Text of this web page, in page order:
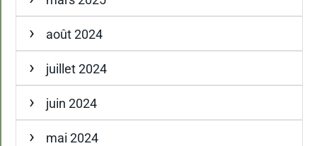
août 2024
juillet 2024
juin 2024
mai 2024